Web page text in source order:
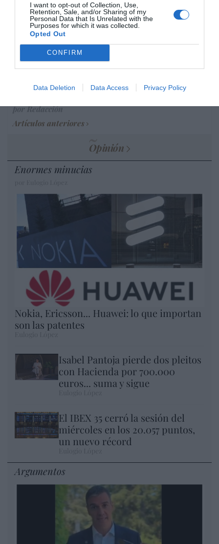
I want to opt-out of Collection, Use,
Retention, Sale, and/or Sharing of my
Personal Data that Is Unrelated with the
Purposes for which it was collected.
Opted Out
CONFIRM
Data Deletion Data Access Privacy Policy
por Hispanidad
Artículos anteriores
DIARIO DE LA CORRUPCIÓN SANCHISTA
Diario de la corrupción sanchista. Hazte
Oír se manifiesta delante de La Mareta:
“Pedro Sánchez es un criminal”
por Redacción
Artículos anteriores
Opinión
Enormes minucias
Nokia, Ericsson... Huawei: lo que importan
son las patentes
Isabel Pantoja pierde dos pleitos
con Hacienda por 700.000
euros... suma y sigue
El IBEX 35 cerró la sesión del
miércoles en los 20.057 puntos,
un nuevo récord
Argumentos